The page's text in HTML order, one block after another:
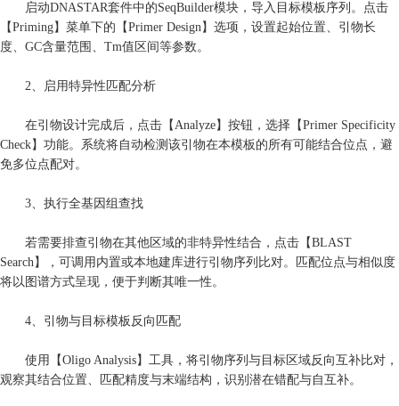
启动DNASTAR套件中的SeqBuilder模块，导入目标模板序列。点击
【Priming】菜单下的【Primer Design】选项，设置起始位置、引物长
度、GC含量范围、Tm值区间等参数。
2、启用特异性匹配分析
在引物设计完成后，点击【Analyze】按钮，选择【Primer Specificity
Check】功能。系统将自动检测该引物在本模板的所有可能结合位点，避
免多位点配对。
3、执行全基因组查找
若需要排查引物在其他区域的非特异性结合，点击【BLAST
Search】，可调用内置或本地建库进行引物序列比对。匹配位点与相似度
将以图谱方式呈现，便于判断其唯一性。
4、引物与目标模板反向匹配
使用【Oligo Analysis】工具，将引物序列与目标区域反向互补比对，
观察其结合位置、匹配精度与末端结构，识别潜在错配与自互补。